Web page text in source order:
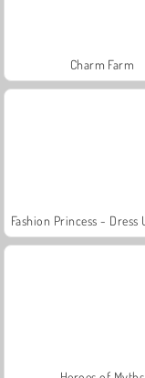
Charm Farm